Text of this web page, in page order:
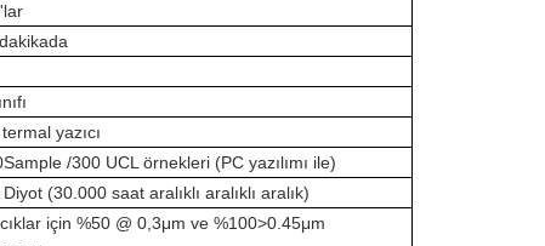
yazıcı
/300 UCL örnekleri (PC yazılımı ile)
(30.000 saat aralıklı aralıklı aralık)
için %50 @ 0,3μm ve %100>0.45μm